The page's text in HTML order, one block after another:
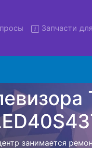
Запчасти
с
TF-LED40S43T2S с
услуги,